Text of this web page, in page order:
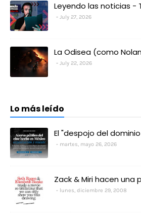
Leyendo las noticias -
July 27, 2026
La Odisea (como
July 22, 2026
Lo más leído
El "despojo del
martes, mayo 26, 2026
Zack & Miri hacen una
lunes, diciembre 29, 2008